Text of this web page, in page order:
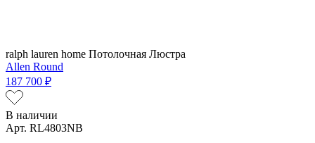
ralph lauren home Потолочная Люстра
Allen Round
187 700 ₽
В наличии
Арт. RL4803NB